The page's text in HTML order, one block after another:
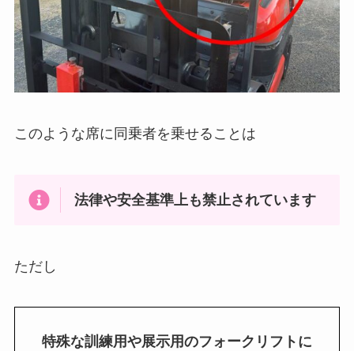
このような席に同乗者を乗せることは
法律や安全基準上も禁止されています
ただし
特殊な訓練用や展示用のフォークリフトに